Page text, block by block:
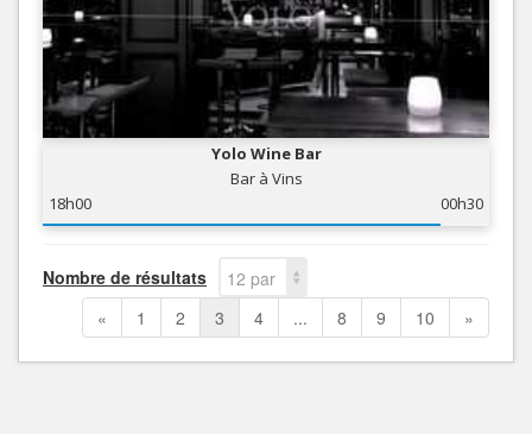
Yolo Wine Bar
Bar à Vins
18h00
00h30
Nombre de résultats
12 par
page
« 1 2 3 4 ... 8 9 10 »